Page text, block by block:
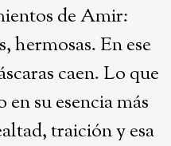
de Amir:
hermosas. En ese
caen. Lo que
su esencia más
traición y esa